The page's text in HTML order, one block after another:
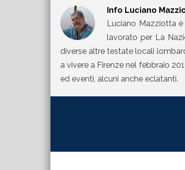
Info Luciano
Luciano Mazziotta
lavorato per La
diverse altre testate locali
a vivere a Firenze nel febbraio
ed eventi, alcuni anche eclatanti.